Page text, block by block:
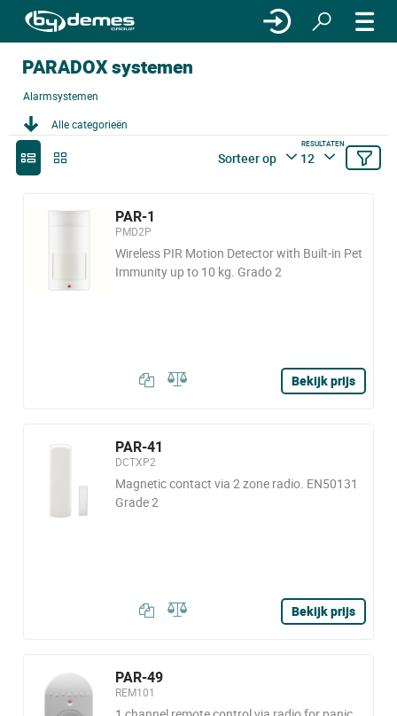
PARADOX systemen
Alarmsystemen
Alle categorieën
Sorteer op
RESULTATEN
12
PAR-1
PMD2P
Wireless PIR Motion Detector with Built-in Pet
Immunity up to 10 kg. Grado 2
Bekijk prijs
PAR-41
DCTXP2
Magnetic contact via 2 zone radio. EN50131
Grade 2
Bekijk prijs
PAR-49
REM101